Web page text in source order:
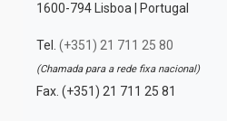
1600-794 Lisboa | Portugal
Tel. (+351) 21 711 25 80
(Chamada para a rede fixa nacional)
Fax. (+351) 21 711 25 81